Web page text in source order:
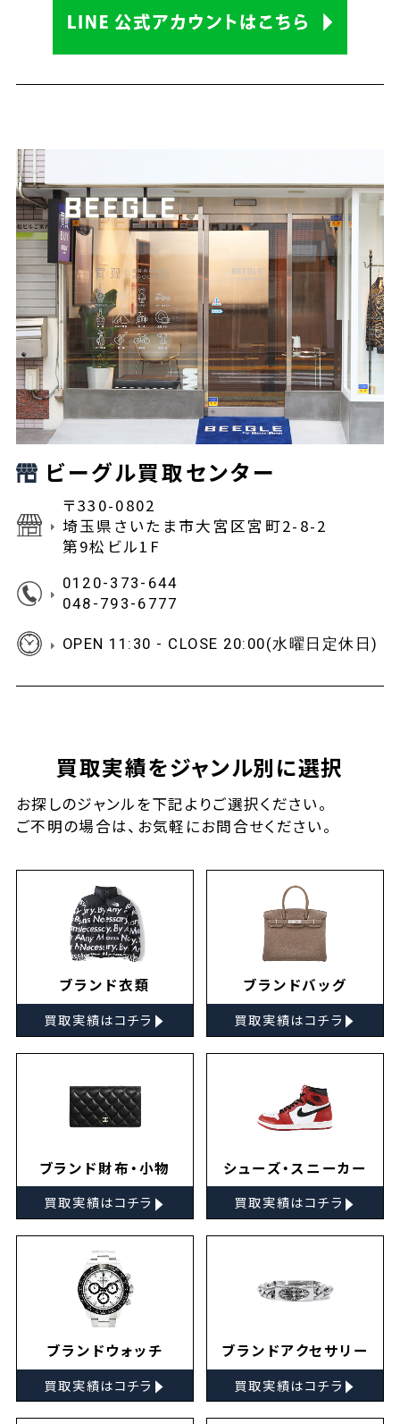
ビーグル買取センター
〒330-0802
埼玉県さいたま市大宮区宮町2-8-2
第9松ビル1F
0120-373-644
048-793-6777
OPEN 11:30 - CLOSE 20:00(水曜日定休日)
買取実績をジャンル別に選択
お探しのジャンルを下記よりご選択ください。
ご不明の場合は、お気軽にお問合せください。
ブランド衣類
買取実績はコチラ ▸
ブランドバッグ
買取実績はコチラ ▸
ブランド財布・小物
買取実績はコチラ ▸
シューズ・スニーカー
買取実績はコチラ ▸
ブランドウォッチ
買取実績はコチラ ▸
ブランドアクセサリー
買取実績はコチラ ▸